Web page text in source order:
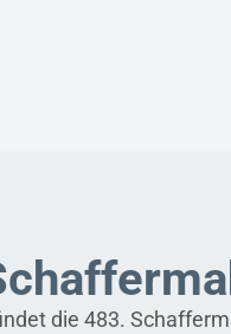
die 483.